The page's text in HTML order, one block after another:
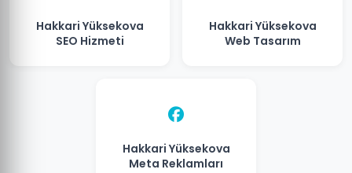
Hakkari Yüksekova
SEO Hizmeti
Hakkari Yüksekova
Web Tasarım
Hakkari Yüksekova
Meta Reklamları